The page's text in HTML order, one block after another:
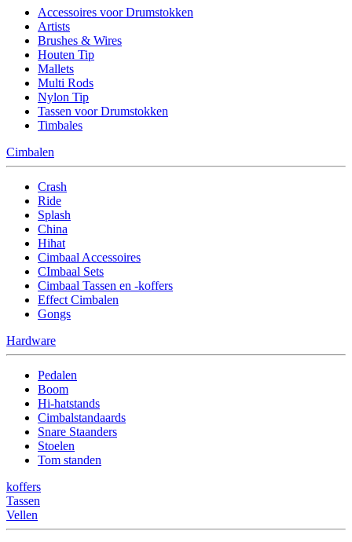
Accessoires voor Drumstokken
Artists
Brushes & Wires
Houten Tip
Mallets
Multi Rods
Nylon Tip
Tassen voor Drumstokken
Timbales
Cimbalen
Crash
Ride
Splash
China
Hihat
Cimbaal Accessoires
CImbaal Sets
Cimbaal Tassen en -koffers
Effect Cimbalen
Gongs
Hardware
Pedalen
Boom
Hi-hatstands
Cimbalstandaards
Snare Staanders
Stoelen
Tom standen
koffers
Tassen
Vellen